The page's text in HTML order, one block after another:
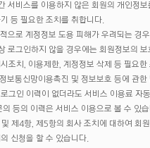
서비스를 이용하지 않은 회원의 개인정보
등 필요한 조치를 취합니다.
으로 계정정보 도용 피해가 우려되는 경우
로그인하지 않을 경우에는 회원정보의 보
조치, 이용제한, 계정정보 삭제 등 필요한
보통신망이용촉진 및 정보보호 등에 관한
그인 이력이 없더라도 서비스 이용료 자
의 등의 이력은 서비스 이용으로 볼 수 있
제4항, 제5항의 회사 조치에 대하여 회
신청을 할 수 있습니다.